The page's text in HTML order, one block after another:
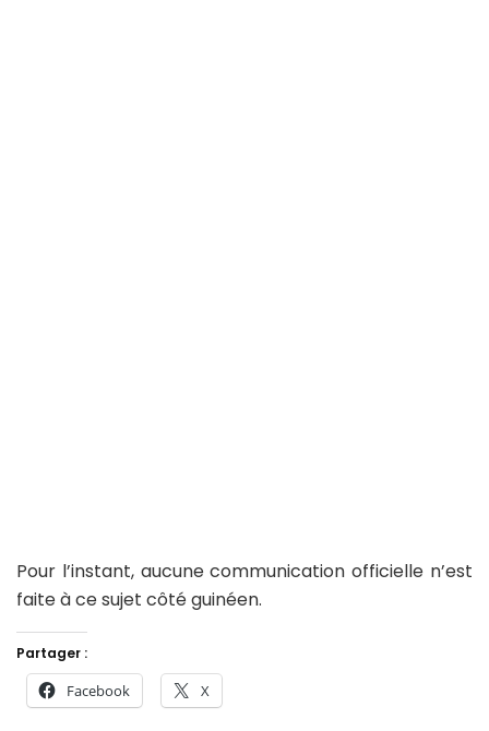
Pour l’instant, aucune communication officielle n’est
faite à ce sujet côté guinéen.
Partager :
Facebook X